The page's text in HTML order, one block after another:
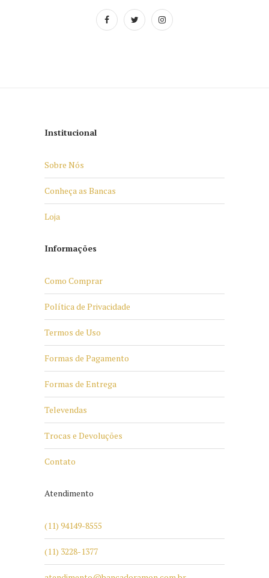
Institucional
Sobre Nós
Conheça as Bancas
Loja
Informações
Como Comprar
Política de Privacidade
Termos de Uso
Formas de Pagamento
Formas de Entrega
Televendas
Trocas e Devoluções
Contato
Atendimento
(11) 94149-8555
(11) 3228-1377